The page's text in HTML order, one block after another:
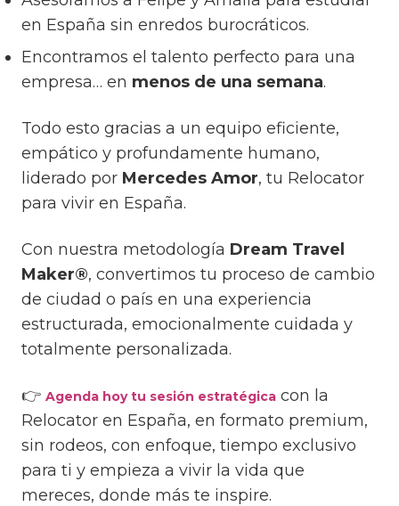
en España sin enredos burocráticos.
Encontramos el talento perfecto para una
empresa… en menos de una semana.
Todo esto gracias a un equipo eficiente,
empático y profundamente humano,
liderado por Mercedes Amor, tu Relocator
para vivir en España.
Con nuestra metodología Dream Travel
Maker®, convertimos tu proceso de cambio
de ciudad o país en una experiencia
estructurada, emocionalmente cuidada y
totalmente personalizada.
👉 Agenda hoy tu sesión estratégica con la
Relocator en España, en formato premium,
sin rodeos, con enfoque, tiempo exclusivo
para ti y empieza a vivir la vida que
mereces, donde más te inspire.